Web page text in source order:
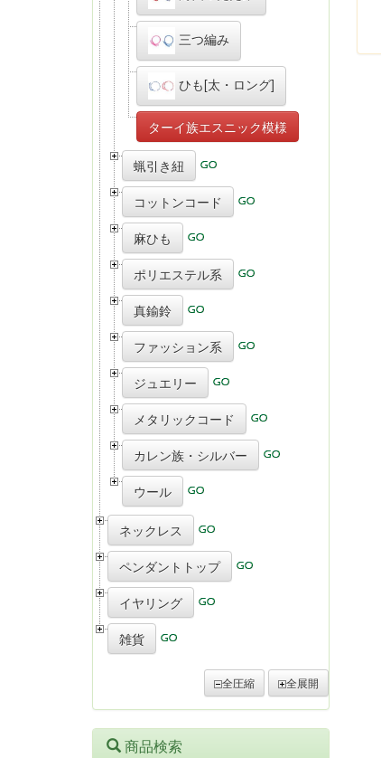
三つ編み
ひも[太・ロング]
ターイ族エスニック模様
蝋引き紐
コットンコード
麻ひも
ポリエステル系
真鍮鈴
ファッション系
ジュエリー
メタリックコード
カレン族・シルバー
ウール
ネックレス
ペンダントトップ
イヤリング
雑貨
全圧縮 全展開
商品検索